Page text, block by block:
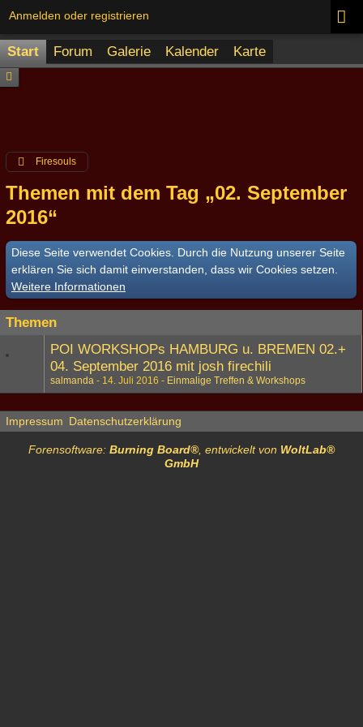
Anmelden oder registrieren
Start Forum Galerie Kalender Karte
Firesouls
Themen mit dem Tag „02. September
2016“
Diese Seite verwendet Cookies. Durch die Nutzung unserer Seite
erklären Sie sich damit einverstanden, dass wir Cookies setzen.
Weitere Informationen
Themen
POI WORKSHOPs HAMBURG u. BREMEN 02.+
04. September 2016 mit josh firechili
salmanda 14. Juli 2016 Einmalige Treffen & Workshops
Impressum Datenschutzerklärung
Forensoftware: Burning Board®, entwickelt von WoltLab®
GmbH